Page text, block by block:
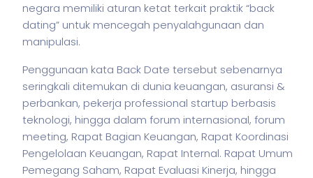
negara memiliki aturan ketat terkait praktik “back
dating” untuk mencegah penyalahgunaan dan
manipulasi.
Penggunaan kata Back Date tersebut sebenarnya
seringkali ditemukan di dunia keuangan, asuransi &
perbankan, pekerja professional startup berbasis
teknologi, hingga dalam forum internasional, forum
meeting, Rapat Bagian Keuangan, Rapat Koordinasi
Pengelolaan Keuangan, Rapat Internal. Rapat Umum
Pemegang Saham, Rapat Evaluasi Kinerja, hingga